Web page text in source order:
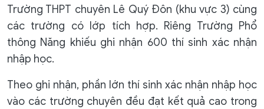
Trường THPT chuyên Lê Quý Đôn (khu vực 3) cùng
các trường có lớp tích hợp. Riêng Trường Phổ
thông Năng khiếu ghi nhận 600 thí sinh xác nhận
nhập học.
Theo ghi nhận, phần lớn thí sinh xác nhận nhập học
vào các trường chuyên đều đạt kết quả cao trong